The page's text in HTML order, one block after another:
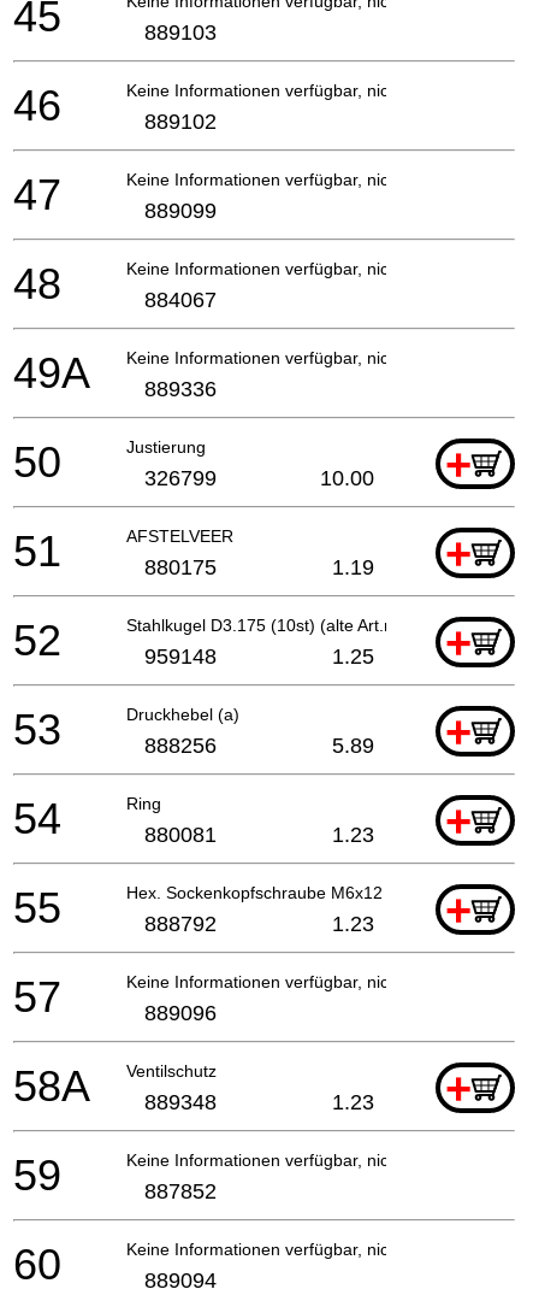
45 889103
Keine Informationen verfügbar, nicht bestellbar
46 889102
Keine Informationen verfügbar, nicht bestellbar
47 889099
Keine Informationen verfügbar, nicht bestellbar
48 884067
Keine Informationen verfügbar, nicht bestellbar
49A 889336
Justierung +
50 326799 10.00
AFSTELVEER +
51 880175 1.19
Stahlkugel D3.175 (10st) (alte Art.nr.939270) Wh1
+
52 959148 1.25
Druckhebel (a) +
53 888256 5.89
Ring +
54 880081 1.23
Hex. Sockenkopfschraube M6x12 +
55 888792 1.23
Keine Informationen verfügbar, nicht bestellbar
57 889096
Ventilschutz +
58A 889348 1.23
Keine Informationen verfügbar, nicht bestellbar
59 887852
Keine Informationen verfügbar, nicht bestellbar
60 889094